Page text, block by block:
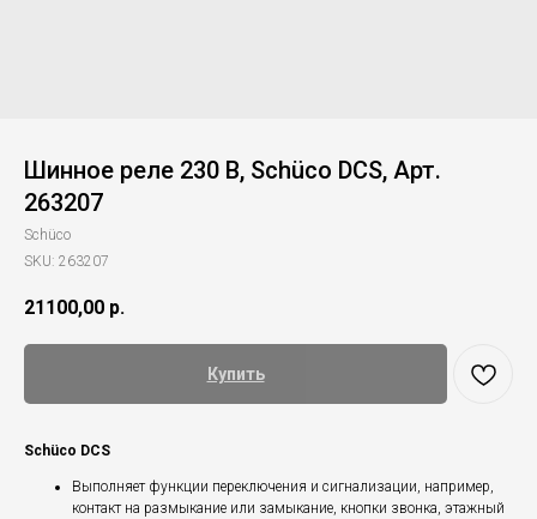
Шинное реле 230 В, Schüco DCS, Арт.
263207
Schüco
SKU: 263207
21100,00 р.
Купить
Schüco DCS
Выполняет функции переключения и сигнализации, например,
контакт на размыкание или замыкание, кнопки звонка, этажный